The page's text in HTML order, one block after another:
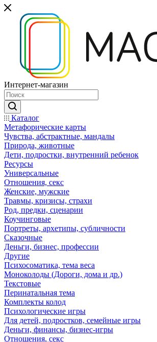
Интернет-магазин
Каталог
Mетафорические карты
Чувства, абстрактные, мандалы
Природа, животные
Дети, подростки, внутренний ребенок
Ресурсы
Универсальные
Отношения, секс
Женские, мужские
Травмы, кризисы, страхи
Род, предки, сценарии
Коучинговые
Портреты, архетипы, субличности
Сказочные
Деньги, бизнес, профессии
Другие
Психосоматика, тема веса
Моноколоды (Дороги, дома и др.)
Текстовые
Перинатальная тема
Комплекты колод
Психологические игры
Для детей, подростков, семейные игры
Деньги, финансы, бизнес-игры
Отношения, секс